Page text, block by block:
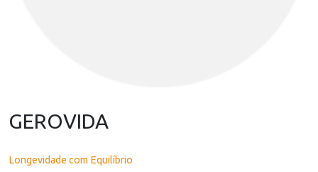
GEROVIDA
Longevidade com Equilíbrio